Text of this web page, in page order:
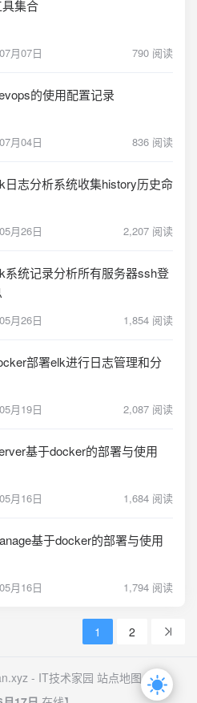
集合
月07日 790 阅读
的使用配置记录
月04日 836 阅读
日志分析系统收集history历史命
月26日 2,207 阅读
系统记录分析所有服务器ssh登
月26日 1,854 阅读
部署elk进行日志管理和分
月19日 2,087 阅读
基于docker的部署与使用
月16日 1,684 阅读
基于docker的部署与使用
月16日 1,794 阅读
1 2
- IT技术家园 站点地图